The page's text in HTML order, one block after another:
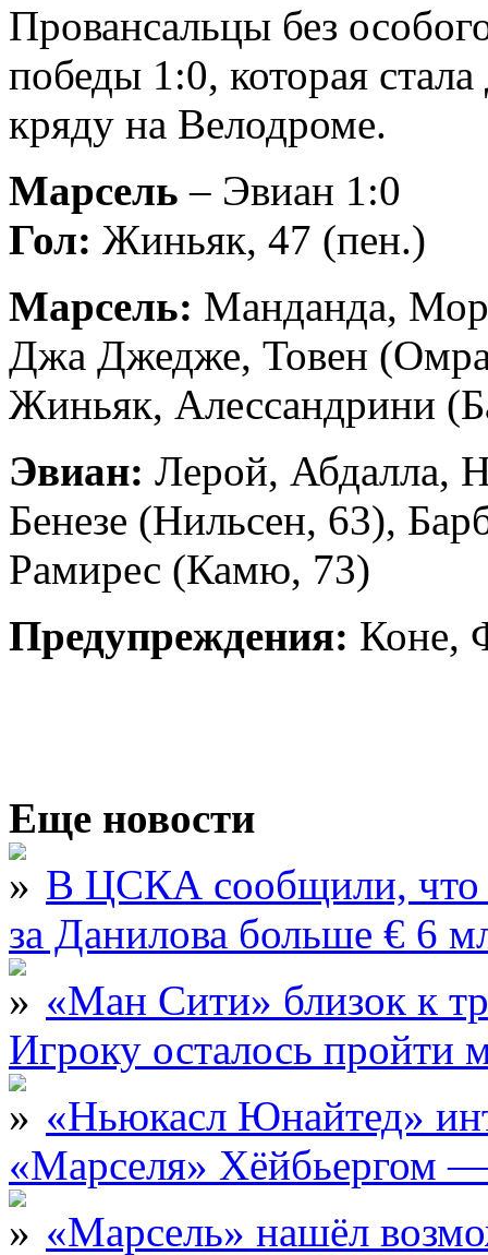
Провансальцы без
победы 1:0, которая
кряду на Велодроме.
Марсель– Эвиан 1:0
Гол: Жиньяк, 47 (пен.)
Марсель: Манданда,
Джа Джедже, Товен
Жиньяк, Алессандрини
Эвиан: Лерой, Абдалла,
Бенезе (Нильсен, 63),
Рамирес (Камю, 73)
Предупреждения: Коне,
Еще новости
В ЦСКА сообщили, что
за Данилова больше € 6
«Ман Сити» близок к
Игроку осталось
«Ньюкасл Юнайтед»
«Марселя» Хёйбьергом
«Марсель» нашёл